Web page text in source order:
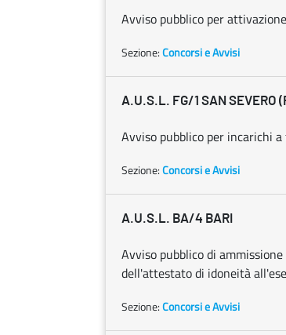
Avviso pubblico per
Sezione:Concorsi e Avvisi
A.U.S.L. FG/1 SAN SEVERO
Avviso pubblico per incarichi
Sezione:Concorsi e Avvisi
A.U.S.L. BA/4 BARI
Avviso pubblico di
dell'attestato di idoneità
Sezione:Concorsi e Avvisi